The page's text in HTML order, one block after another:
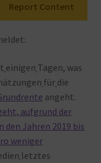
Report Content
einigen Tagen, was
für die
angeht.
aufgrund der
Jahren 2019 bis
weniger
letztes